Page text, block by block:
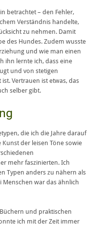
betrachtet – den Fehler,
Verständnis handelte,
zu nehmen. Damit
des Hundes. Zudem wusste
und wie man einen
ihn lernte ich, dass eine
und von stetigen
Vertrauen ist etwas, das
selber gibt.
die ich die Jahre darauf
der leisen Töne sowie
mehr faszinierten. Ich
Typen anders zu nähern als
Menschen war das ähnlich
und praktischen
ich mit der Zeit immer